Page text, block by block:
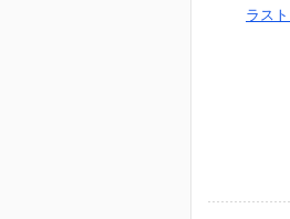
ラス